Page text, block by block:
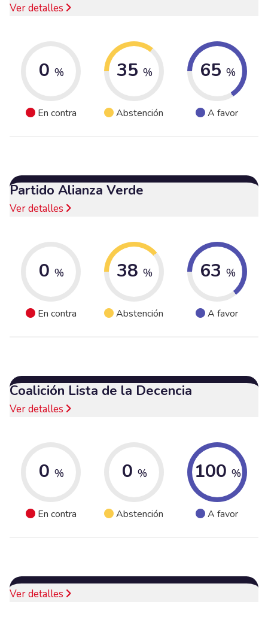
Ver detalles
0 %
En contra
35 %
Abstención
65 %
A favor
Partido Alianza Verde
Ver detalles
0 %
En contra
38 %
Abstención
63 %
A favor
Coalición Lista de la Decencia
Ver detalles
0 %
En contra
0 %
Abstención
100 %
A favor
Ver detalles